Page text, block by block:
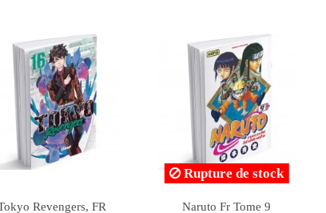
Rupture de stock
Naruto Fr Tome 57
Rupture de
My Hero